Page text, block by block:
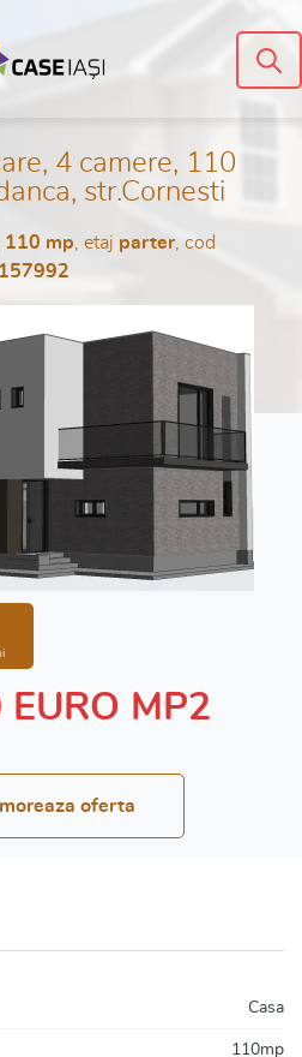
4 camere, 110
str.Cornesti
110 mp , etaj parter, cod
157992
MP2
oferta
Casa
110mp